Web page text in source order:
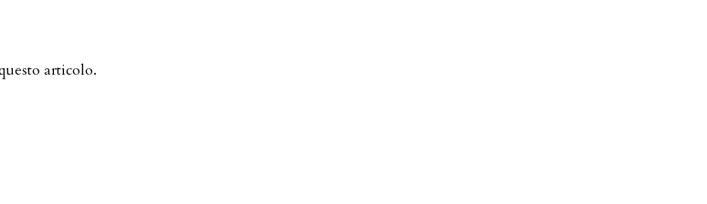
articolo.